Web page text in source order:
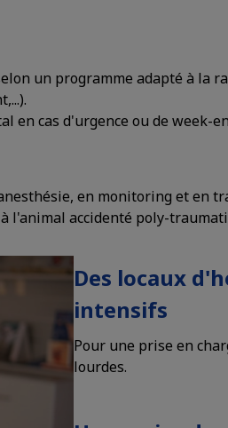
un programme adapté à la
en cas d'urgence ou de week-
en monitoring et en
l'animal accidenté poly-
Des locaux
intensifs
Pour une prise en
lourdes.